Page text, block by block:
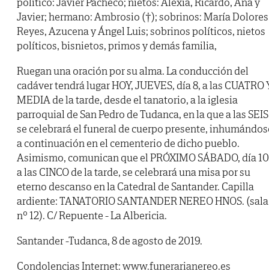
Javier; hermano: Ambrosio (†); sobrinos: María
Reyes, Azucena y Ángel Luis; sobrinos políticos, nietos
políticos, bisnietos, primos y demás familia,
Ruegan una oración por su alma. La conducción del
cadáver tendrá lugar HOY, JUEVES, día 8, a las CUATRO
MEDIA de la tarde, desde el tanatorio, a la iglesia
parroquial de San Pedro de Tudanca, en la que a las
se celebrará el funeral de cuerpo presente,
a continuación en el cementerio de dicho pueblo.
Asimismo, comunican que el PRÓXIMO SÁBADO, día
a las CINCO de la tarde, se celebrará una misa por su
eterno descanso en la Catedral de Santander. Capilla
ardiente: TANATORIO SANTANDER NEREO HNOS. (sala
nº 12). C/ Repuente - La Albericia.
Santander -Tudanca, 8 de agosto de 2019.
Condolencias Internet: www.funerarianereo.es